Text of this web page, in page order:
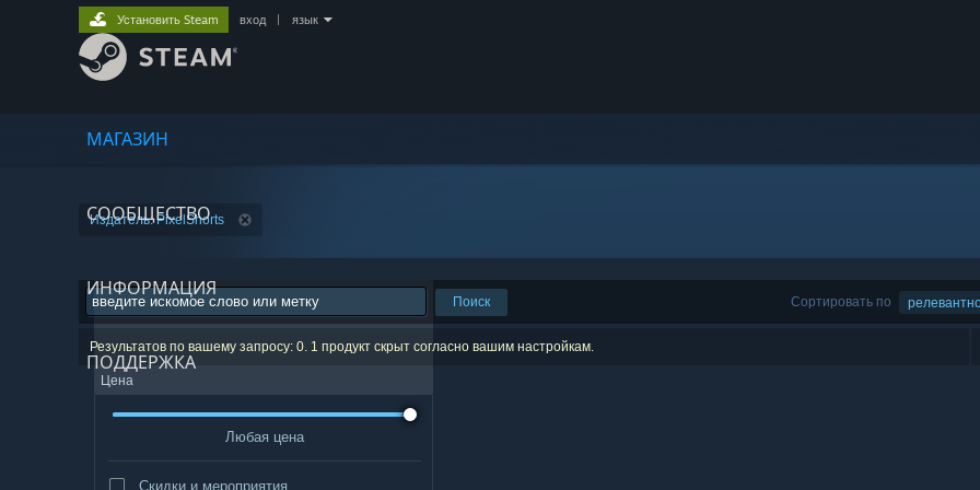
МАГАЗИН
СООБЩЕСТВО
ИНФОРМАЦИЯ
ПОДДЕРЖКА
Установить Steam вход язык
Издатель: PixelShorts
Сортировать по
Поиск
Результатов по вашему запросу: 0. 1 продукт скрыт согласно вашим настройкам.
Цена
Любая цена
Скидки и мероприятия